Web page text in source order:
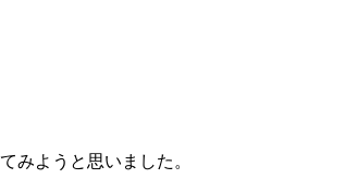
みようと思いました。